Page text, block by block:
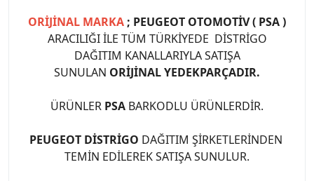
ORİJİNAL MARKA ; PEUGEOT OTOMOTİV ( PSA )
ARACILIĞI İLE TÜM TÜRKİYEDE DİSTRİGO
DAĞITIM KANALLARIYLA SATIŞA
SUNULAN ORİJİNAL YEDEKPARÇADIR.
ÜRÜNLER PSA BARKODLU ÜRÜNLERDİR.
PEUGEOT DİSTRİGO DAĞITIM ŞİRKETLERİNDEN
TEMİN EDİLEREK SATIŞA SUNULUR.